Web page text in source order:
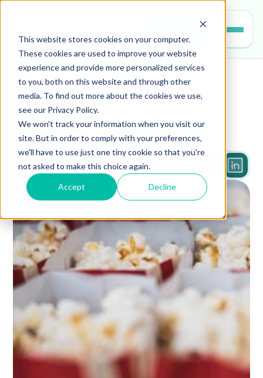
This website stores cookies on your computer.
These cookies are used to improve your website
experience and provide more personalized services
to you, both on this website and through other
media. To find out more about the cookies we use,
see our Privacy Policy.
We won't track your information when you visit our
site. But in order to comply with your preferences,
we'll have to use just one tiny cookie so that you're
not asked to make this choice again.
Accept Decline
leitura
Dia do cinema brasileiro: 12
filmes baseados em livros!
3 minutos